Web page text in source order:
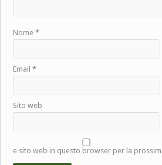
Nome*
Email*
Sito web
e sito web in questo browser per la